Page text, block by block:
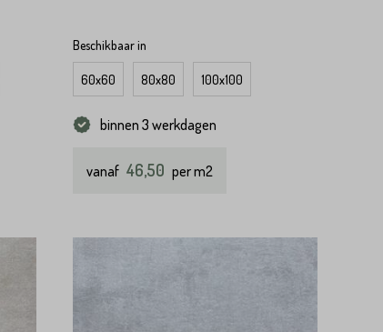
Beschikbaar in
60x60 80x80 100x100
binnen 3 werkdagen
vanaf 46,50 per m2